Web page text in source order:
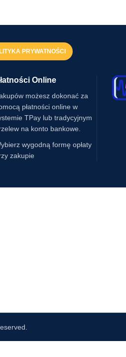
PRYWATNOŚCI
Online
możesz dokonać za
płatności online w
TPay lub tradycyjnym
na konto bankowe.
wygodną formę opłaty
zakupie